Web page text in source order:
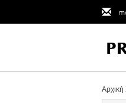
Αρχική